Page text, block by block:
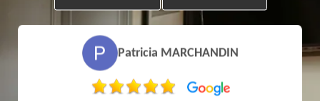
Patricia MARCHANDIN